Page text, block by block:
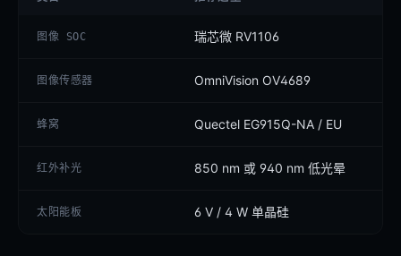
图像 SOC 瑞芯微 RV1106
图像传感器 OmniVision OV4689
蜂窝 Quectel EG915Q-NA / EU
红外补光 850 nm 或 940 nm 低光晕
太阳能板 6 V / 4 W 单晶硅